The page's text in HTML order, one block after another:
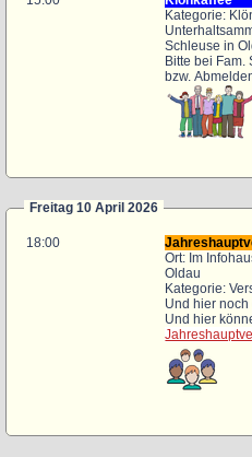
Kategorie:
Schleuse in
Bitte bei Fam.
bzw.
Freitag 10 April 2026
18:00
Ort: Im
Oldau
Kategorie:
Und hier noch
Und hier